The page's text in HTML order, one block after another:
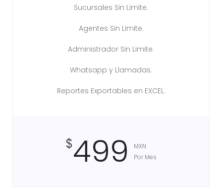
Sucursales Sin Limite.
Agentes Sin Limite.
Administrador Sin Limite.
Whatsapp y Llamadas.
Reportes Exportables en EXCEL.
$499
MXN
Por Mes